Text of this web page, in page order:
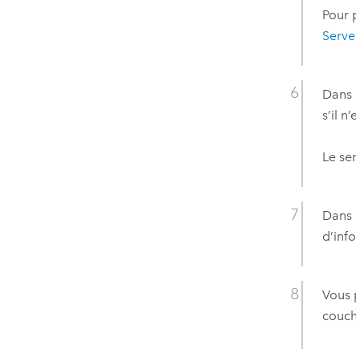
Pour
Dans
s’il
Le
Vous